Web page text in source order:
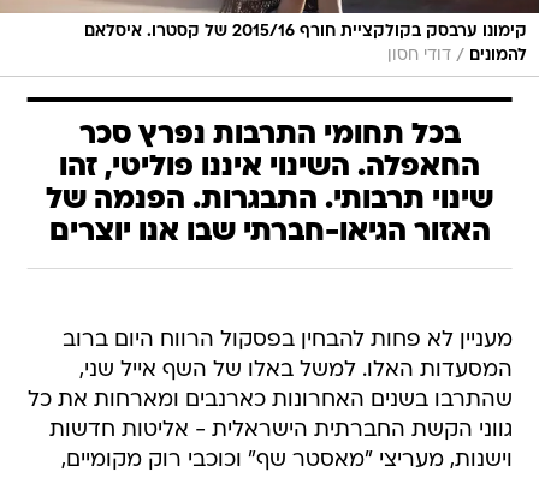
קימונו ערבסק בקולקציית חורף 2015/16 של קסטרו. איסלאם
להמונים
/ דודי חסון
בכל תחומי התרבות נפרץ סכר
החאפלה. השינוי איננו פוליטי, זהו
שינוי תרבותי. התבגרות. הפנמה של
האזור הגיאו-חברתי שבו אנו יוצרים
מעניין לא פחות להבחין בפסקול הרווח היום ברוב
המסעדות האלו. למשל באלו של השף אייל שני,
שהתרבו בשנים האחרונות כארנבים ומארחות את כל
גווני הקשת החברתית הישראלית - אליטות חדשות
וישנות, מעריצי "מאסטר שף" וכוכבי רוק מקומיים,